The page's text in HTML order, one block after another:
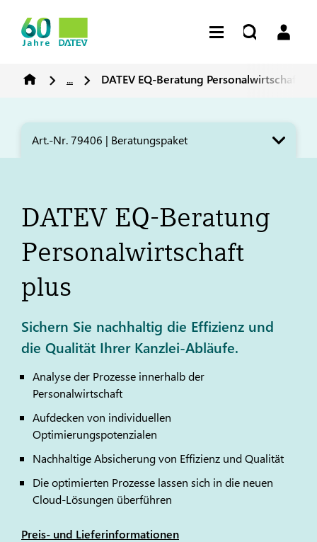
... DATEV EQ-Beratung Personalwirtschaft
Art.-Nr. 79406 | Beratungspaket
DATEVEQ-Beratung
Personalwirtschaft
plus
Sichern Sie nachhaltig die Effizienz und
die Qualität Ihrer Kanzlei-Abläufe.
Analyse der Prozesse innerhalb der
Personalwirtschaft
Aufdecken von individuellen
Optimierungspotenzialen
Nachhaltige Absicherung von Effizienz und Qualität
Die optimierten Prozesse lassen sich in die neuen
Cloud-Lösungen überführen
Preis- und Lieferinformationen